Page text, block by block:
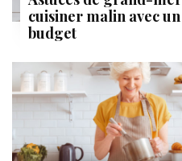
cuisiner malin avec
budget